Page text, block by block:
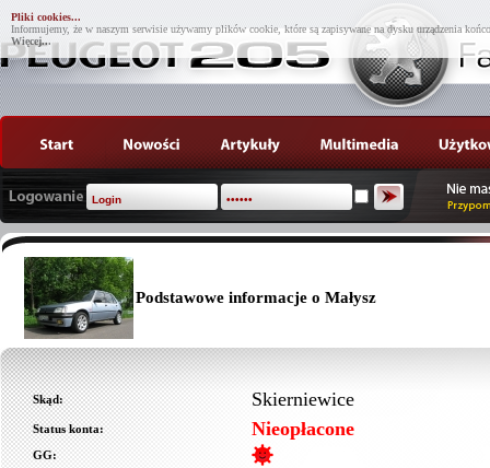
Pliki cookies...
Informujemy, że w naszym serwisie używamy plików cookie, które są zapisywane na dysku urządzenia
Więcej...
Podstawowe informacje o Małysz
Skąd: Skierniewice
Status konta: Nieopłacone
GG: